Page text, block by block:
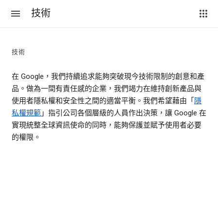
技術
技術
在 Google，我們持續追求能夠突破現今技術限制的創意和產
品。做為一間有責任感的企業，我們竭力在維持創新產品與
使用者隱私權和安全性之間的適當平衡。我們希望藉由「 隱
私權規範 」指引公司各個層級的人員作出決策，讓 Google 在
實現統整全球資訊使命的同時，能夠保護並賦予使用者必要
的權限。